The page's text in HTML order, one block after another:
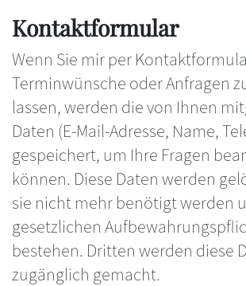
Kontaktformular
Wenn Sie mir per
Terminwünsche oder Anfragen
lassen, werden die von Ihnen
Daten (E-Mail-Adresse, Name,
gespeichert, um Ihre Fragen
können. Diese Daten werden
sie nicht mehr benötigt werden
gesetzlichen
bestehen. Dritten werden diese
zugänglich gemacht.